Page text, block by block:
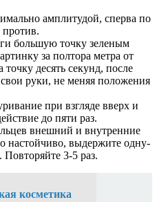
амплитудой, сперва по
против.
большую точку зеленым
за полтора метра от
десять секунд, после
свои руки, не меняя положения
при взгляде вверх и
до пяти раз.
внешний и внутренние
настойчиво, выдержите одну-
Повторяйте 3-5 раз.
косметика